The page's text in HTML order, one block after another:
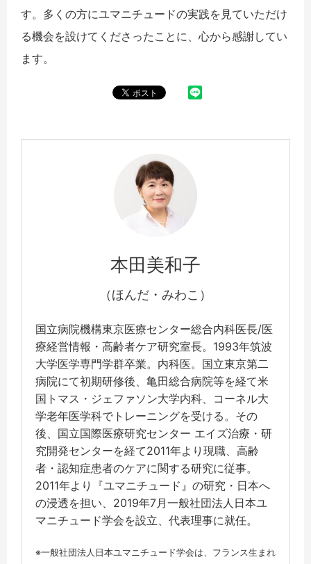
す。多くの方にユマニチュードの実践を見ていただけ
る機会を設けてくださったことに、心から感謝してい
ます。
本田美和子
（ほんだ・みわこ）
国立病院機構東京医療センター総合内科医長/医
療経営情報・高齢者ケア研究室長。1993年筑波
大学医学専門学群卒業。内科医。国立東京第二
病院にて初期研修後、亀田総合病院等を経て米
国トマス・ジェファソン大学内科、コーネル大
学老年医学科でトレーニングを受ける。その
後、国立国際医療研究センター エイズ治療・研
究開発センターを経て2011年より現職、高齢
者・認知症患者のケアに関する研究に従事。
2011年より『ユマニチュード』の研究・日本へ
の浸透を担い、2019年7月一般社団法人日本ユ
マニチュード学会を設立、代表理事に就任。
※一般社団法人日本ユマニチュード学会は、フランス生まれ